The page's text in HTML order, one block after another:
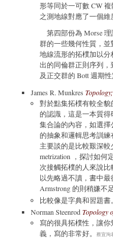
形等同於一可數 CW
之測地線對應了一個維
第四部份為 Morse
群的一些幾何性質，
地線流形的拓樸加以
出的同倫群正則序列
及正交群的 Bott 週期性
James R. Munkres
對於點集拓樸有較全
的認識，這是一本質
集合論的內容，如選擇
的抽象和邏輯思考訓
主要談的是比較艱深
metrization ，探討如何
次接觸拓樸的人來說
以先略過不讀，書中
Armstrong 的則稍嫌不足
比較像是字典和習題書。
Norman SteenrodTopology
寫的很具拓樸性，讓你
義，寫的非常好。
蔡宜洵